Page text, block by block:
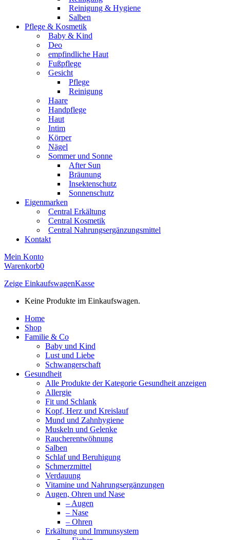
Reinigung & Hygiene
Salben
Pflege & Kosmetik
Baby & Kind
Deo
empfindliche Haut
Fußpflege
Gesicht
Pflege
Reinigung
Haare
Handpflege
Haut
Intim
Körper
Nägel
Sommer und Sonne
After Sun
Bräunung
Insektenschutz
Sonnenschutz
Eigenmarken
Central Erkältung
Central Kosmetik
Central Nahrungsergänzungsmittel
Kontakt
Mein Konto
Warenkorb0
Zeige EinkaufswagenKasse
Keine Produkte im Einkaufswagen.
Home
Shop
Familie & Co
Baby und Kind
Lust und Liebe
Schwangerschaft
Gesundheit
Alle Produkte der Kategorie Gesundheit anzeigen
Allergie
Fit und Schlank
Kopf, Herz und Kreislauf
Mund und Zahnhygiene
Muskeln und Gelenke
Raucherentwöhnung
Salben
Schlaf und Beruhigung
Schmerzmittel
Verdauung
Vitamine und Nahrungsergänzungen
Augen, Ohren und Nase
– Augen
– Nase
– Ohren
Erkältung und Immunsystem